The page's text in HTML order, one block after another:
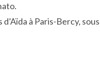
à Paris-Bercy, sous